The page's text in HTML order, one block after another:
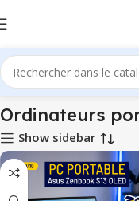
Accueil Pc & Ordinateur
Ordinateurs
Show sidebar